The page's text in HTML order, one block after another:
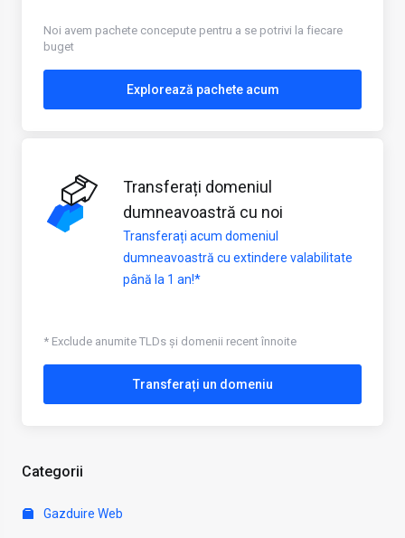
Categorii
Gazduire Web
Noi avem pachete concepute pentru a se potrivi la fiecare
buget
Explorează pachete acum
Transferați domeniul
dumneavoastră cu noi
Transferați acum domeniul
dumneavoastră cu extindere valabilitate
până la 1 an!*
* Exclude anumite TLDs și domenii recent înnoite
Transferați un domeniu